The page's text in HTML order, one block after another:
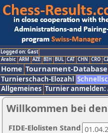
Logged on: Gast
Arabic ARM AZE BIH BUL CAT CHN CRO
Home Tournament-Database
Turnierschach-Elozahl
Allgemeines Turnier anmelden:
Willkommen bei
FIDE-Elolisten Stand